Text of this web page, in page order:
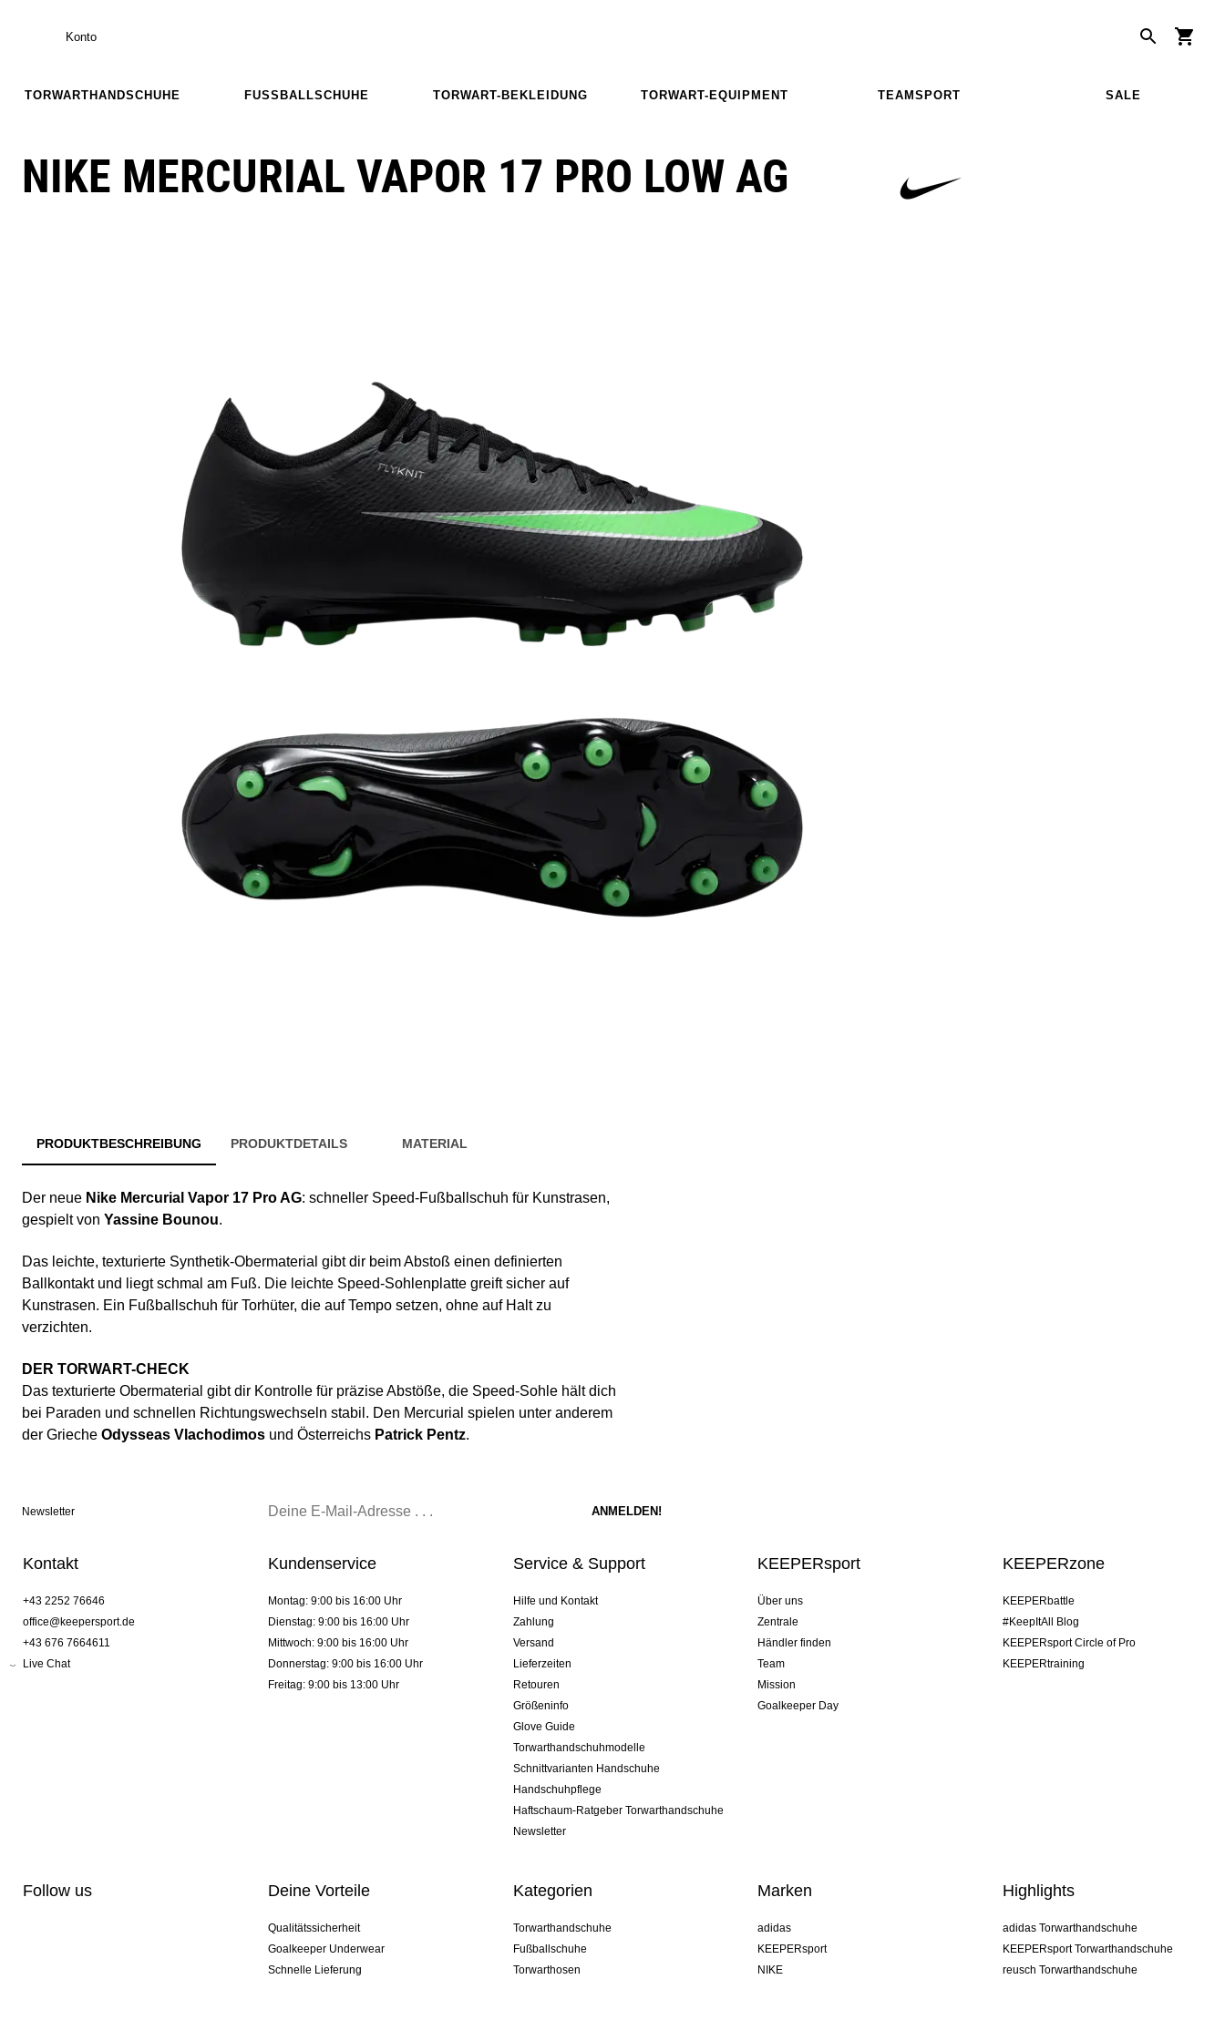
Konto
TORWARTHANDSCHUHE FUSSBALLSCHUHE TORWART-BEKLEIDUNG TORWART-EQUIPMENT TEAMSPORT SALE
NIKE MERCURIAL VAPOR 17 PRO LOW AG
PRODUKTBESCHREIBUNG PRODUKTDETAILS MATERIAL
Der neue Nike Mercurial Vapor 17 Pro AG: schneller Speed-Fußballschuh für Kunstrasen,
gespielt von Yassine Bounou.
Das leichte, texturierte Synthetik-Obermaterial gibt dir beim Abstoß einen definierten
Ballkontakt und liegt schmal am Fuß. Die leichte Speed-Sohlenplatte greift sicher auf
Kunstrasen. Ein Fußballschuh für Torhüter, die auf Tempo setzen, ohne auf Halt zu
verzichten.
DER TORWART-CHECK
Das texturierte Obermaterial gibt dir Kontrolle für präzise Abstöße, die Speed-Sohle hält dich
bei Paraden und schnellen Richtungswechseln stabil. Den Mercurial spielen unter anderem
der Grieche Odysseas Vlachodimos und Österreichs Patrick Pentz.
Newsletter
Kontakt
+43 2252 76646
office@keepersport.de
+43 676 7664611
Live Chat
Kundenservice
Montag: 9:00 bis 16:00 Uhr
Dienstag: 9:00 bis 16:00 Uhr
Mittwoch: 9:00 bis 16:00 Uhr
Donnerstag: 9:00 bis 16:00 Uhr
Freitag: 9:00 bis 13:00 Uhr
Service & Support
Hilfe und Kontakt
Zahlung
Versand
Lieferzeiten
Retouren
Größeninfo
Glove Guide
Torwarthandschuhmodelle
Schnittvarianten Handschuhe
Handschuhpflege
Haftschaum-Ratgeber Torwarthandschuhe
Newsletter
KEEPERsport
Über uns
Zentrale
Händler finden
Team
Mission
Goalkeeper Day
KEEPERzone
KEEPERbattle
#KeepItAll Blog
KEEPERsport Circle of Pro
KEEPERtraining
Follow us Deine Vorteile
Qualitätssicherheit
Goalkeeper Underwear
Schnelle Lieferung
Kategorien
Torwarthandschuhe
Fußballschuhe
Torwarthosen
Marken
adidas
KEEPERsport
NIKE
Highlights
adidas Torwarthandschuhe
KEEPERsport Torwarthandschuhe
reusch Torwarthandschuhe